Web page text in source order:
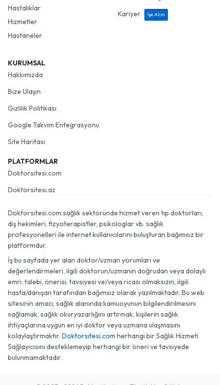
Hastalıklar
Hizmetler
Hastaneler
Kariyer
İşe Alım
KURUMSAL
Hakkımızda
Bize Ulaşın
Gizlilik Politikası
Google Takvim Entegrasyonu
Site Haritası
PLATFORMLAR
Doktorsitesi.com
Doktorsitesi.az
Doktorsitesi.com sağlık sektöründe hizmet veren tıp doktorları,
diş hekimleri, fizyoterapistler, psikologlar vb. sağlık
profesyonelleri ile internet kullanıcılarını buluşturan bağımsız bir
platformdur.
İş bu sayfada yer alan doktor/uzman yorumları ve
değerlendirmeleri, ilgili doktorun/uzmanın doğrudan veya dolaylı
emri, talebi, önerisi, tavsiyesi ve/veya ricası olmaksızın, ilgili
hasta/danışan tarafından bağımsız olarak yazılmaktadır. Bu web
sitesinin amacı, sağlık alanında kamuoyunun bilgilendirilmesini
sağlamak, sağlık okuryazarlığını artırmak, kişilerin sağlık
ihtiyaçlarına uygun en iyi doktor veya uzmana ulaşmasını
kolaylaştırmaktır. Doktorsitesi.com herhangi bir Sağlık Hizmeti
Sağlayıcısını desteklemeyip herhangi bir öneri ve tavsiyede
bulunmamaktadır.